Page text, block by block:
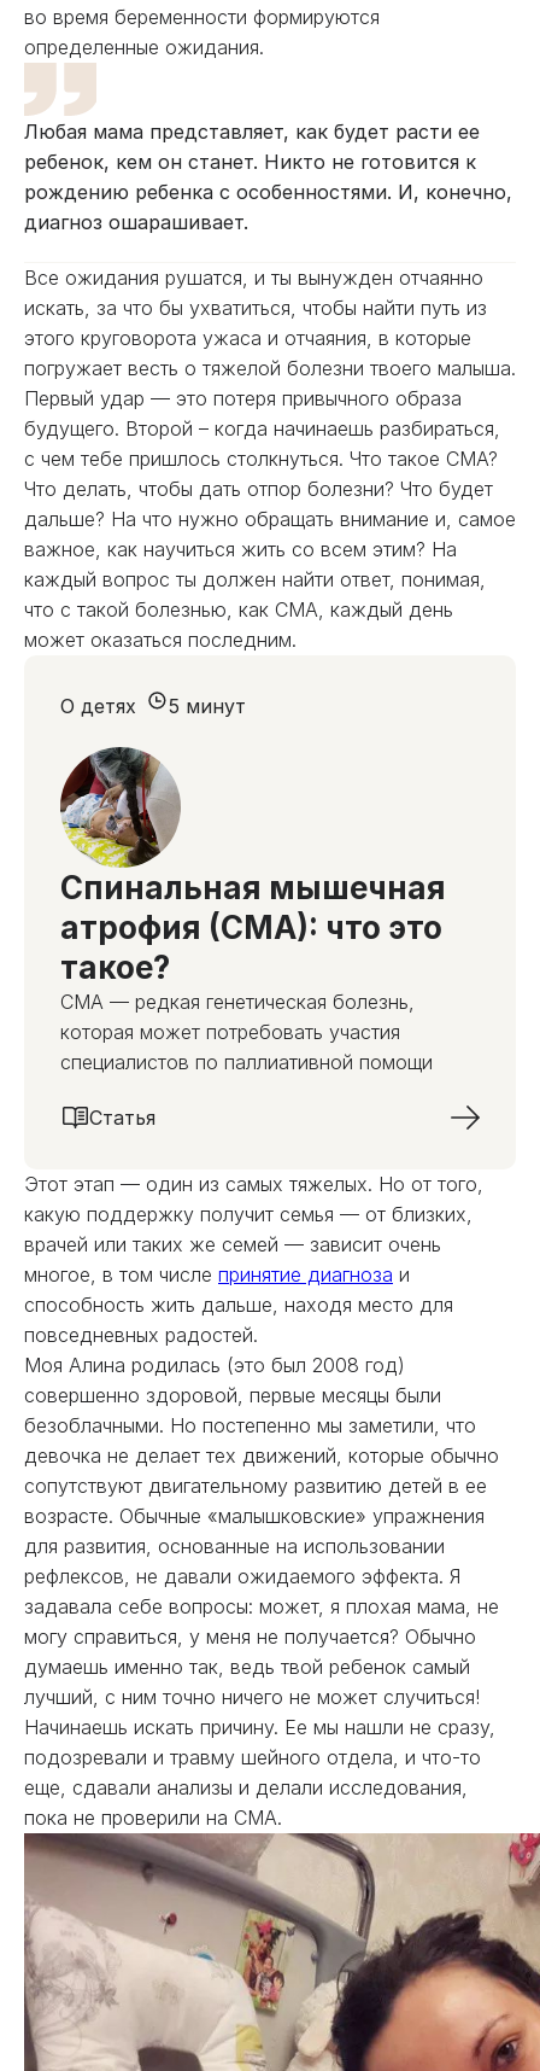
во время беременности формируются
определенные ожидания.
Любая мама представляет, как будет расти ее
ребенок, кем он станет. Никто не готовится к
рождению ребенка с особенностями. И, конечно,
диагноз ошарашивает.
Все ожидания рушатся, и ты вынужден отчаянно
искать, за что бы ухватиться, чтобы найти путь из
этого круговорота ужаса и отчаяния, в которые
погружает весть о тяжелой болезни твоего малыша.
Первый удар — это потеря привычного образа
будущего. Второй – когда начинаешь разбираться,
с чем тебе пришлось столкнуться. Что такое СМА?
Что делать, чтобы дать отпор болезни? Что будет
дальше? На что нужно обращать внимание и, самое
важное, как научиться жить со всем этим? На
каждый вопрос ты должен найти ответ, понимая,
что с такой болезнью, как СМА, каждый день
может оказаться последним.
Спинальная мышечная
атрофия (СМА): что это
такое?
СМА — редкая генетическая болезнь,
которая может потребовать участия
специалистов по паллиативной помощи
О детях
Статья
5 минут
Этот этап — один из самых тяжелых. Но от того,
какую поддержку получит семья — от близких,
врачей или таких же семей — зависит очень
многое, в том числе принятие диагноза и
способность жить дальше, находя место для
повседневных радостей.
Моя Алина родилась (это был 2008 год)
совершенно здоровой, первые месяцы были
безоблачными. Но постепенно мы заметили, что
девочка не делает тех движений, которые обычно
сопутствуют двигательному развитию детей в ее
возрасте. Обычные «малышковские» упражнения
для развития, основанные на использовании
рефлексов, не давали ожидаемого эффекта. Я
задавала себе вопросы: может, я плохая мама, не
могу справиться, у меня не получается? Обычно
думаешь именно так, ведь твой ребенок самый
лучший, с ним точно ничего не может случиться!
Начинаешь искать причину. Ее мы нашли не сразу,
подозревали и травму шейного отдела, и что-то
еще, сдавали анализы и делали исследования,
пока не проверили на СМА.